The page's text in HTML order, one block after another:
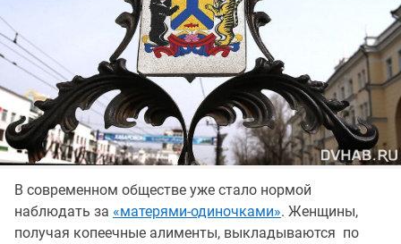
В современном обществе уже стало нормой
наблюдать за «матерями-одиночками». Женщины,
получая копеечные алименты, выкладываются по